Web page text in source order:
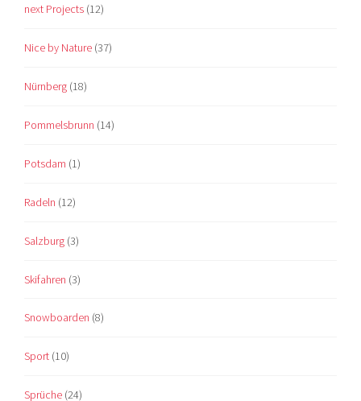
next Projects (12)
Nice by Nature (37)
Nürnberg (18)
Pommelsbrunn (14)
Potsdam (1)
Radeln (12)
Salzburg (3)
Skifahren (3)
Snowboarden (8)
Sport (10)
Sprüche (24)